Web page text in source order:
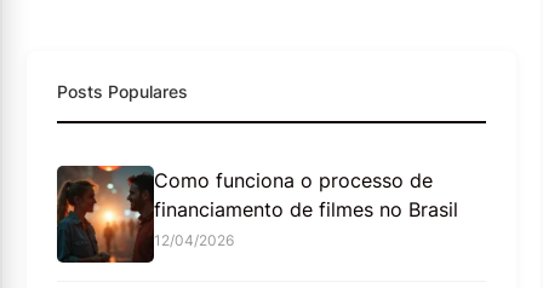
Posts Populares
Como funciona o processo de
financiamento de filmes no Brasil
12/04/2026